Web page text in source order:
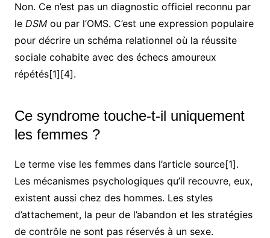
Non. Ce n’est pas un diagnostic officiel reconnu par
le DSMou par l’OMS. C’est une expression populaire
pour décrire un schéma relationnel où la réussite
sociale cohabite avec des échecs amoureux
répétés[1][4].
Ce syndrome touche-t-il uniquement
les femmes ?
Le terme vise les femmes dans l’article source[1].
Les mécanismes psychologiques qu’il recouvre, eux,
existent aussi chez des hommes. Les styles
d’attachement, la peur de l’abandon et les stratégies
de contrôle ne sont pas réservés à un sexe.